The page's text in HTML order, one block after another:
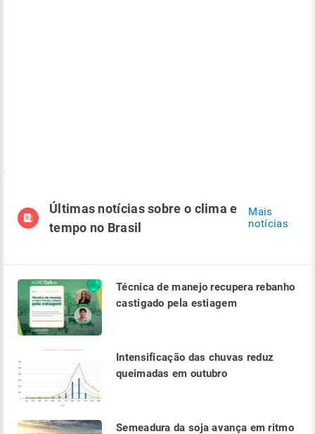
Últimas notícias sobre o clima e
tempo no Brasil
Mais
notícias
Técnica de manejo recupera rebanho
castigado pela estiagem
Intensificação das chuvas reduz
queimadas em outubro
Semeadura da soja avança em ritmo